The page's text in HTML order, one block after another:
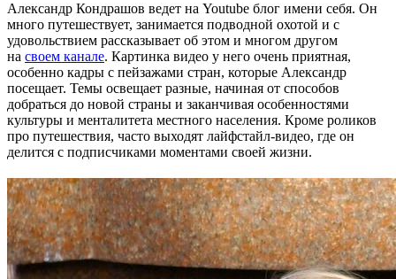
Александр Кондрашов ведет на Youtube блог имени себя. Он
много путешествует, занимается подводной охотой и с
удовольствием рассказывает об этом и многом другом
на своем канале. Картинка видео у него очень приятная,
особенно кадры с пейзажами стран, которые Александр
посещает. Темы освещает разные, начиная от способов
добраться до новой страны и заканчивая особенностями
культуры и менталитета местного населения. Кроме роликов
про путешествия, часто выходят лайфстайл-видео, где он
делится с подписчиками моментами своей жизни.